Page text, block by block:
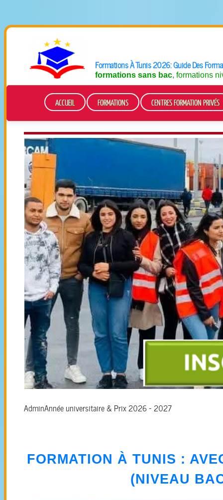
Formations À Tunis 2026: Guide Des
formations sans bac, formations
ACCUEIL FORMATIONS CENTRES FORMATION PRIVÉS
AdminAnnée universitaire & Prix 2026 - 2027
FORMATION À TUNIS :
(NIVEAU